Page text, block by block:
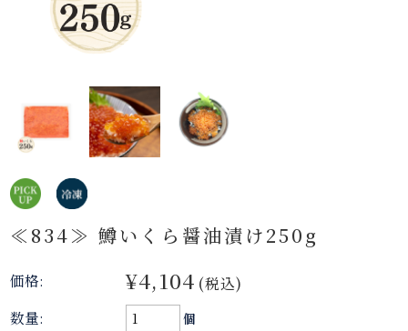
≪834≫ 鱒いくら醤油漬け250g
価格: ¥4,104 (税込)
数量:
個